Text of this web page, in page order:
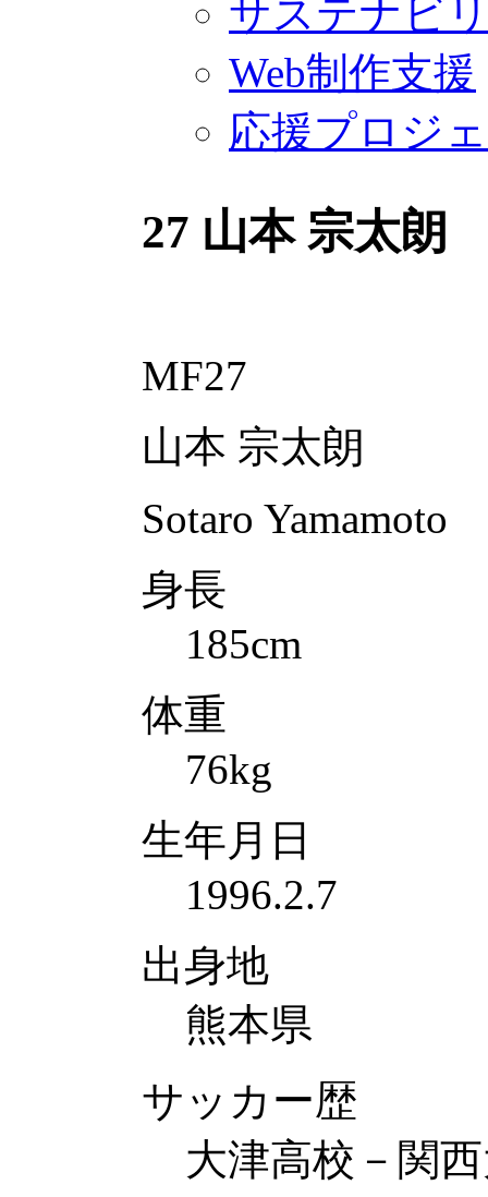
サステナビ
Web制作支援
応援プロジ
27 山本 宗太朗
MF27
山本 宗太朗
Sotaro Yamamoto
身長
185cm
体重
76kg
生年月日
1996.2.7
出身地
熊本県
サッカー歴
大津高校－関